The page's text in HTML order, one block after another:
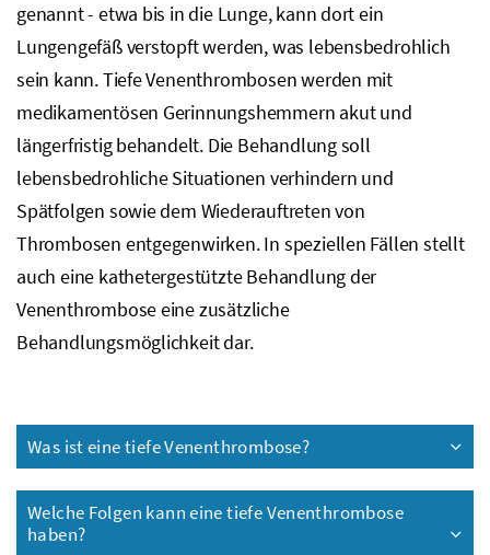
genannt - etwa bis in die Lunge, kann dort ein
Lungengefäß verstopft werden, was lebensbedrohlich
sein kann. Tiefe Venenthrombosen werden mit
medikamentösen Gerinnungshemmern akut und
längerfristig behandelt. Die Behandlung soll
lebensbedrohliche Situationen verhindern und
Spätfolgen sowie dem Wiederauftreten von
Thrombosen entgegenwirken. In speziellen Fällen stellt
auch eine kathetergestützte Behandlung der
Venenthrombose eine zusätzliche
Behandlungsmöglichkeit dar.
Was ist eine tiefe Venenthrombose?
Welche Folgen kann eine tiefe Venenthrombose
haben?